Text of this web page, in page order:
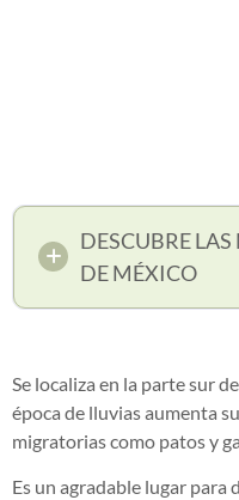
DESCUBRE
DE MÉXICO
Se localiza en la parte sur
época de lluvias aumenta
migratorias como patos y
Es un agradable lugar para